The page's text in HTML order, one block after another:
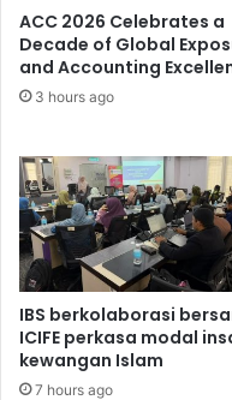
ACC 2026 Celebrates a
Decade of Global
and Accounting
3 hours ago
IBS berkolaborasi
ICIFE perkasa modal
kewangan Islam
7 hours ago